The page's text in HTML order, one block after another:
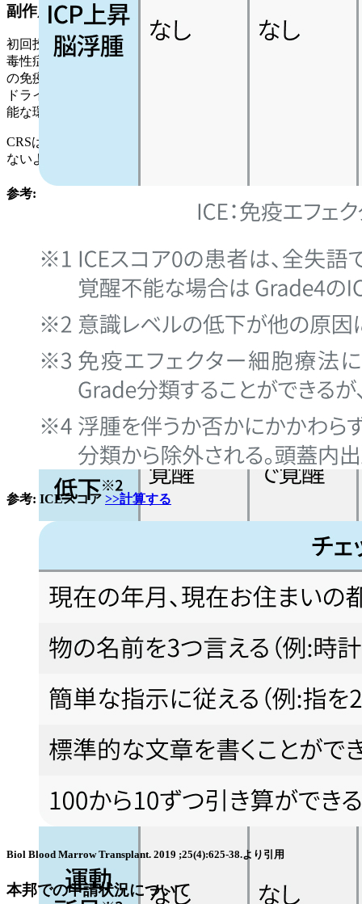
参考: ICEスコア >>計算する
Biol Blood Marrow Transplant. 2019 ;25(4):625-38.より引用
本邦での申請状況について
副作用について (ICANS､ CRS)
初回投与後および増量時に､ 免疫エフェクター細胞関連神経
毒性症候群 (ICANS) や サイトカイン放出症候群 (CRS) など
の免疫関連AEが高頻度に出現するため､ 最適使用推進ガイ
ドライン等を参考に『厳密な副作用モニタリングと管理が可
能な環境』で行うという点が非常に重要｡
CRSは投与後1ヵ月以内がほとんどである｡ 投与中止になら
ないよう､ 早期の介入が必要｡
参考: ICANS重症度判定基準